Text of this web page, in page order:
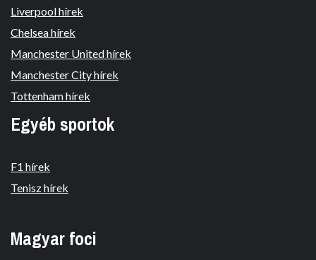
Liverpool hírek
Chelsea hírek
Manchester United hírek
Manchester City hírek
Tottenham hírek
Egyéb sportok
F1 hírek
Tenisz hírek
Magyar foci